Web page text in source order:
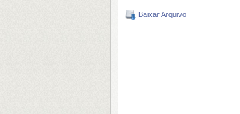
Baixar Arquivo